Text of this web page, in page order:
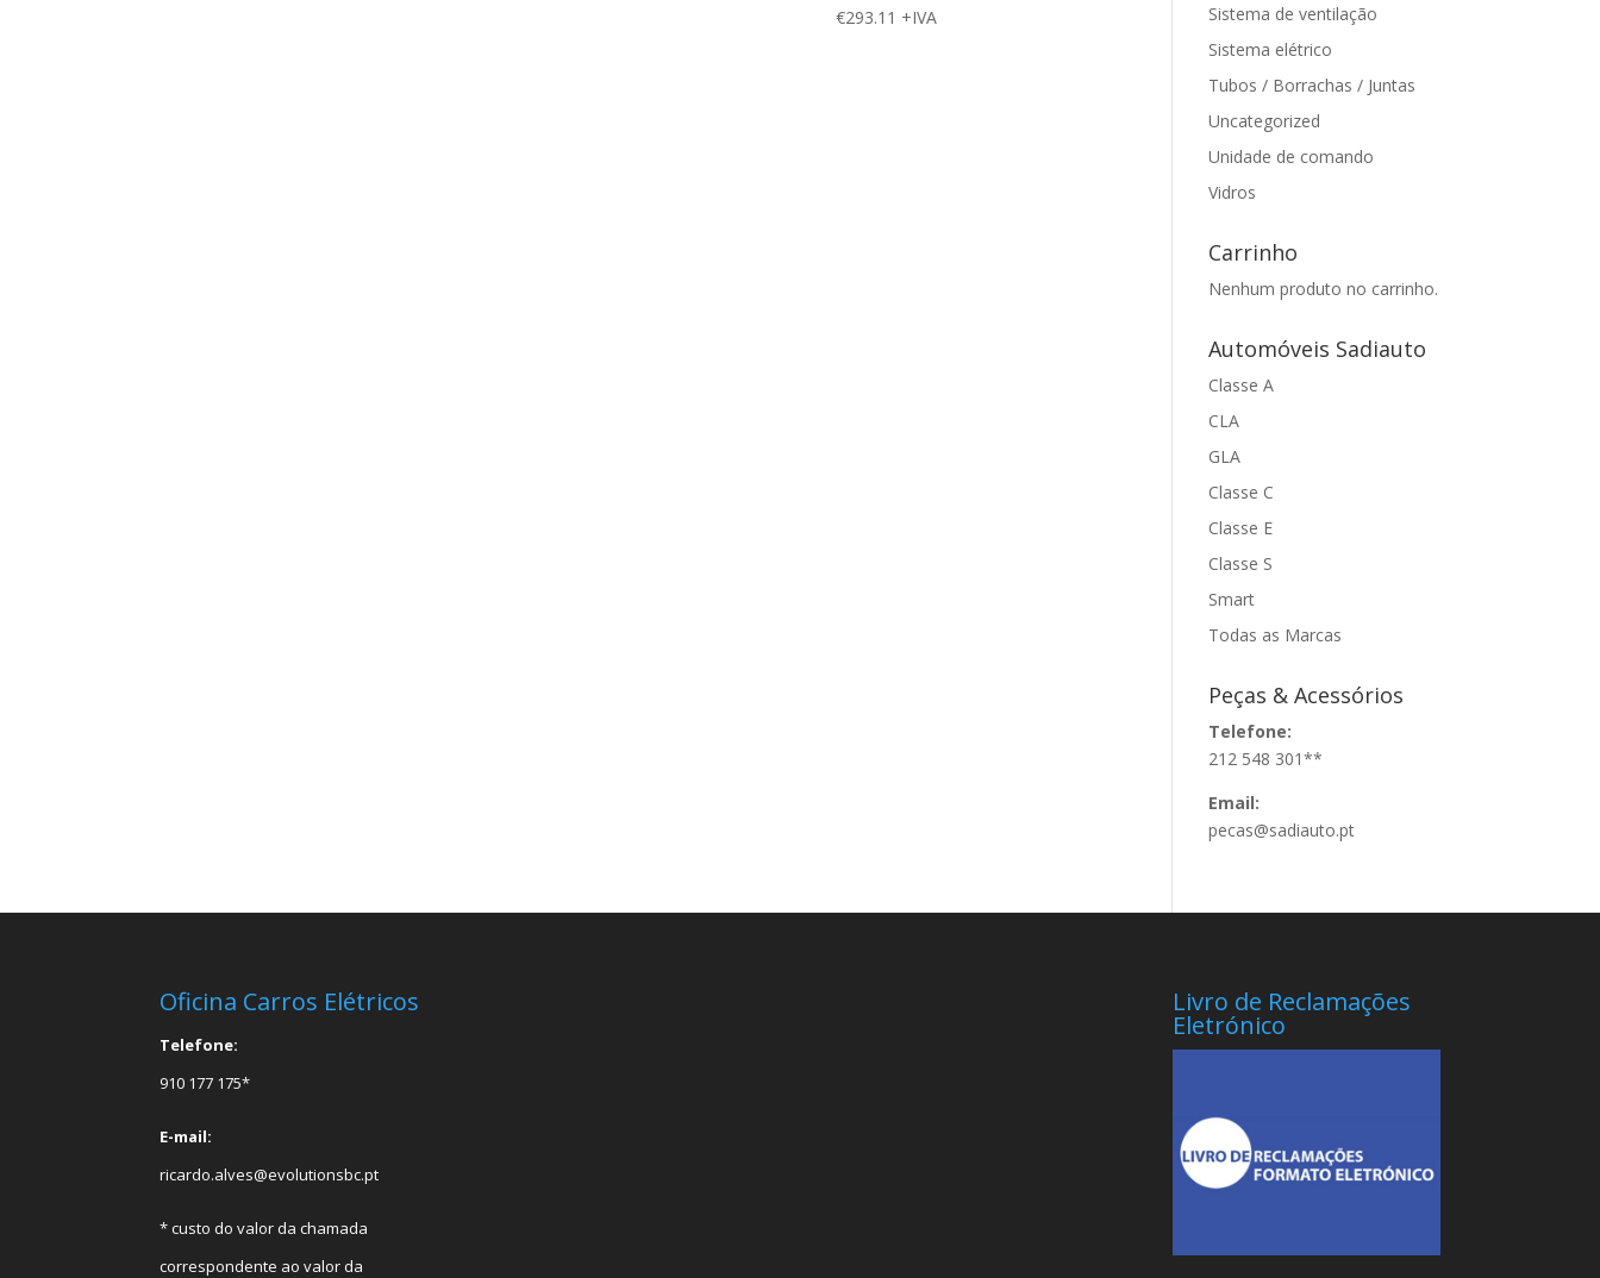
€293.11 +IVA
Sistema de ventilação
Sistema elétrico
Tubos / Borrachas / Juntas
Uncategorized
Unidade de comando
Vidros
Carrinho
Nenhum produto no carrinho.
Automóveis Sadiauto
Classe A
CLA
GLA
Classe C
Classe E
Classe S
Smart
Todas as Marcas
Peças & Acessórios
Telefone:
212 548 301**
Email:
pecas@sadiauto.pt
Oficina Carros Elétricos
Telefone:
910 177 175*
E-mail:
ricardo.alves@evolutionsbc.pt
* custo do valor da chamada
correspondente ao valor da
Livro de Reclamações
Eletrónico